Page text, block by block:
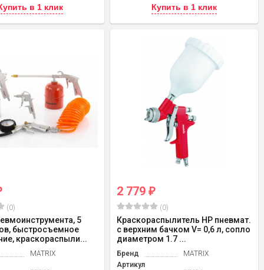
в 1 клик Купить в 1 клик
(0)
5
быстросъемное
краскораспыли...
MATRIX
2 779₽
(0)
Краскораспылитель HP пневмат.
с верхним бачком V= 0,6 л, сопло
диаметром 1.7 ...
Бренд
MATRIX
Артикул